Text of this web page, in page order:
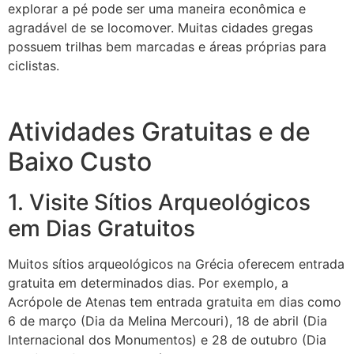
explorar a pé pode ser uma maneira econômica e
agradável de se locomover. Muitas cidades gregas
possuem trilhas bem marcadas e áreas próprias para
ciclistas.
Atividades Gratuitas e de
Baixo Custo
1. Visite Sítios Arqueológicos
em Dias Gratuitos
Muitos sítios arqueológicos na Grécia oferecem entrada
gratuita em determinados dias. Por exemplo, a
Acrópole de Atenas tem entrada gratuita em dias como
6 de março (Dia da Melina Mercouri), 18 de abril (Dia
Internacional dos Monumentos) e 28 de outubro (Dia